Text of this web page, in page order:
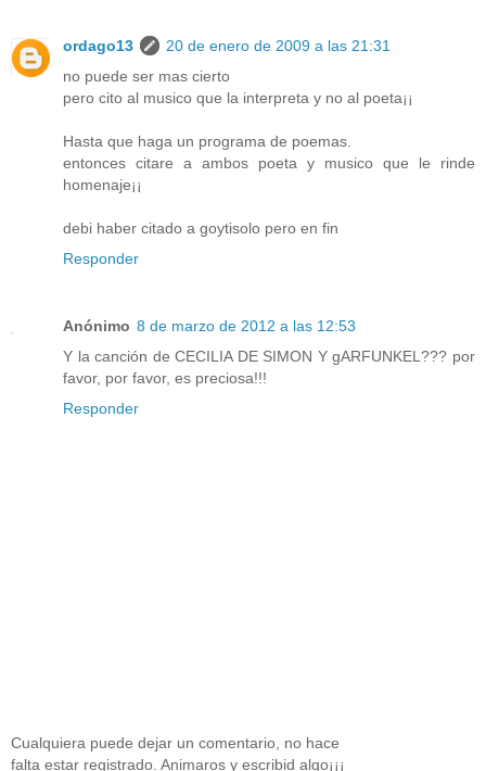
ordago13
20 de enero de 2009 a las 21:31
no puede ser mas cierto
pero cito al musico que la interpreta y no al poeta¡¡
Hasta que haga un programa de poemas.
entonces citare a ambos poeta y musico que le rinde
homenaje¡¡
debi haber citado a goytisolo pero en fin
Responder
Anónimo 8 de marzo de 2012 a las 12:53
Y la canción de CECILIA DE SIMON Y gARFUNKEL??? por
favor, por favor, es preciosa!!!
Responder
Cualquiera puede dejar un comentario, no hace
falta estar registrado. Animaros y escribid algo¡¡¡